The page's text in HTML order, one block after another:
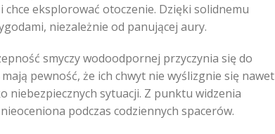
eksplorować otoczenie. Dzięki solidnemu
niezależnie od panującej aury.
smyczy wodoodpornej przyczynia się do
pewność, że ich chwyt nie wyślizgnie się nawet
niebezpiecznych sytuacji. Z punktu widzenia
podczas codziennych spacerów.